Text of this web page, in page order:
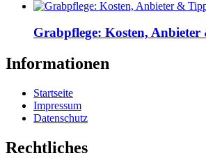
Grabpflege: Kosten,
Informationen
Startseite
Impressum
Datenschutz
Rechtliches